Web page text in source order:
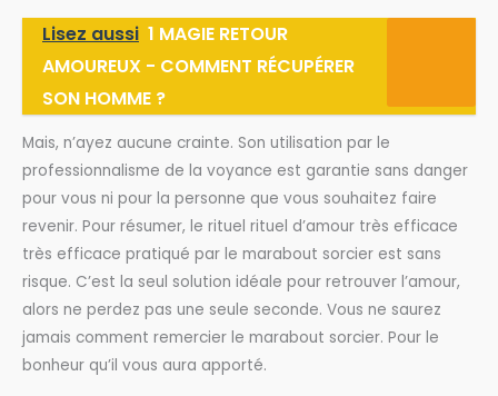
Lisez aussi 1 MAGIE RETOUR
AMOUREUX - COMMENT RÉCUPÉRER
SON HOMME ?
Mais, n’ayez aucune crainte. Son utilisation par le
professionnalisme de la voyance est garantie sans danger
pour vous ni pour la personne que vous souhaitez faire
revenir. Pour résumer, le rituel rituel d’amour très efficace
très efficace pratiqué par le marabout sorcier est sans
risque. C’est la seul solution idéale pour retrouver l’amour,
alors ne perdez pas une seule seconde. Vous ne saurez
jamais comment remercier le marabout sorcier. Pour le
bonheur qu’il vous aura apporté.